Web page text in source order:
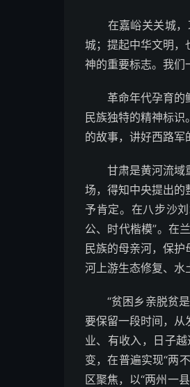
在嘉峪关关城，
城；提起中华文明，
神的重要标志。我们
革命年代孕育的鲜
民族独特的精神标
的故事，讲好西路军
甘肃是黄河流域重
场，得知中央提出的
予肯定。在八步沙
公、时代楷模”。在
民族的母亲河，保
河上游生态修复、水
“贫困乡亲脱贫是
要保留一段时间，从
业、有收入，日子
变，在普遍实现“两
区聚焦，以“两州一